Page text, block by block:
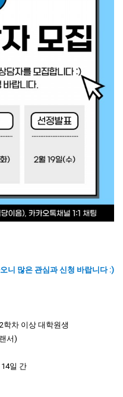
니 많은 관심과 신청 바랍니다 :)
학차 이상 대학원생
서)
일 간